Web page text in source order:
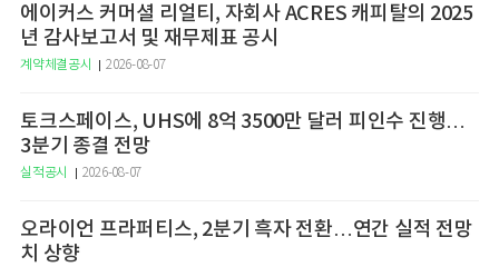
에이커스 커머셜 리얼티, 자회사 ACRES 캐피탈의 2025
년 감사보고서 및 재무제표 공시
계약체결공시 2026-08-07
토크스페이스, UHS에 8억 3500만 달러 피인수 진행…
3분기 종결 전망
실적공시 2026-08-07
오라이언 프라퍼티스, 2분기 흑자 전환…연간 실적 전망
치 상향